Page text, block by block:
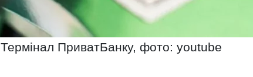
Термінал ПриватБанку, фото: youtube